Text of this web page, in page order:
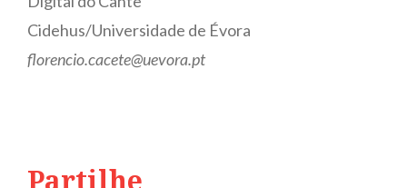
Cidehus/Universidade de Évora
florencio.cacete@uevora.pt
Partilhe